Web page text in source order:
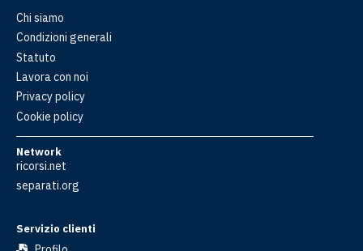
Chi siamo
Condizioni generali
Statuto
Lavora con noi
Privacy policy
Cookie policy
Network
ricorsi.net
separati.org
Servizio clienti